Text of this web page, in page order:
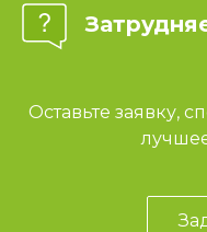
Оставьте заявку,